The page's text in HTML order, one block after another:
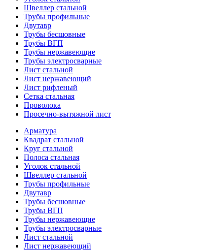
Швеллер стальной
Трубы профильные
Двутавр
Трубы бесшовные
Трубы ВГП
Трубы нержавеющие
Трубы электросварные
Лист стальной
Лист нержавеющий
Лист рифленый
Сетка стальная
Проволока
Просечно-вытяжной лист
Арматура
Квадрат стальной
Круг стальной
Полоса стальная
Уголок стальной
Швеллер стальной
Трубы профильные
Двутавр
Трубы бесшовные
Трубы ВГП
Трубы нержавеющие
Трубы электросварные
Лист стальной
Лист нержавеющий